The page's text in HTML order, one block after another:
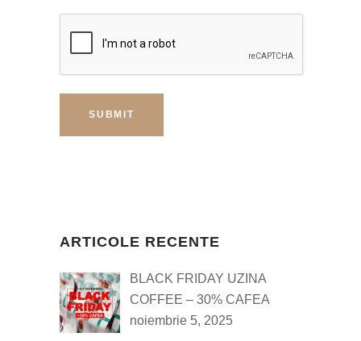
ARTICOLE RECENTE
BLACK FRIDAY UZINA
COFFEE – 30% CAFEA
noiembrie 5, 2025